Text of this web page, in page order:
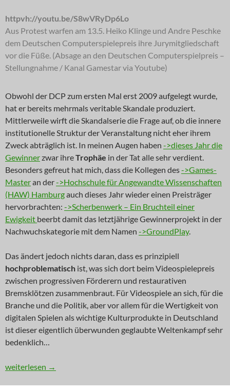
httpvh://youtu.be/S8wVRyDp6Lo
Aus Protest warfen am 13.5. Heiko Klinge und Andre Peschke
dem Deutschen Computerspielepreis ihre Jurymitgliedschaft
vor die Füße. (Absage an den Deutschen Computerspielpreis –
Stellungnahme / Kanal Gamestar via Youtube)
Obwohl der DCP zum ersten Mal erst 2009 aufgelegt wurde,
hat er bereits mehrmals veritable Skandale produziert.
Mittlerweile wirft die Skandalserie die Frage auf, ob die innere
institutionelle Struktur der Veranstaltung nicht eher ihrem
Zweck abträglich ist. In meinen Augen haben ->dieses Jahr die
Gewinnerzwar ihreTrophäe in der Tat alle sehr verdient.
Besonders gefreut hat mich, dass die Kollegen des->Games-
Masteran der->Hochschule für Angewandte Wissenschaften
(HAW) Hamburgauch dieses Jahr wieder einen Preisträger
hervorbrachten: ->Scherbenwerk – Ein Bruchteil einer
Ewigkeit beerbt damit das letztjährige Gewinnerprojekt in der
Nachwuchskategorie mit dem Namen ->GroundPlay.
Das ändert jedoch nichts daran, dass es prinzipiell
hochproblematisch ist, was sich dort beim Videospielepreis
zwischen progressiven Förderern und restaurativen
Bremsklötzen zusammenbraut. Für Videospiele an sich, für die
Branche und die Politik, aber vor allem für die Wertigkeit von
digitalen Spielen als wichtige Kulturprodukte in Deutschland
ist dieser eigentlich überwunden geglaubte Weltenkampf sehr
bedenklich…
KOMMENTAR: Computerspielpreis des Sicherheitsrats
weiterlesen →